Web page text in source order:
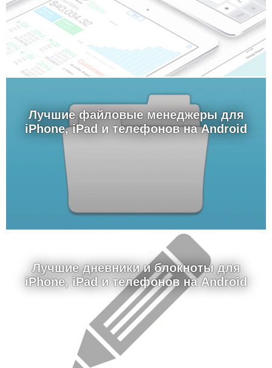
Лучшие файловые менеджеры для
iPhone, iPad и телефонов на Android
Лучшие дневники и блокноты для
iPhone, iPad и телефонов на Android